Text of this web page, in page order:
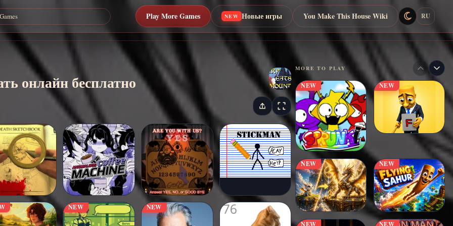
Play More Games NEW Новые игры You Make This House Wiki RU
онлайн бесплатно
NEW NEW
MORE TO PLAY
NEW NEW
NEW NEW
NEW NEW